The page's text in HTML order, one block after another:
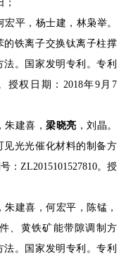
宏平，杨士建，林枭举。
的铁离子交换钛离子柱撑
。国家发明专利。专利
授权日期：2018年9月7
朱建喜，梁晓亮 ，刘晶。
见光光催化材料的制备方
：ZL2015101527810。授
建喜，何宏平，陈锰，
、黄铁矿能带隙调制方
。国家发明专利。专利